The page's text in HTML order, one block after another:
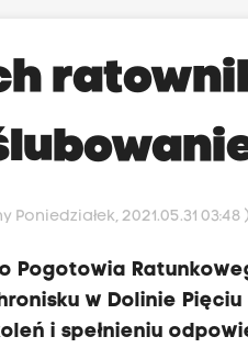
Poniedziałek, 2021.05.31 03:48 )
w Dolinie
i spełnieniu